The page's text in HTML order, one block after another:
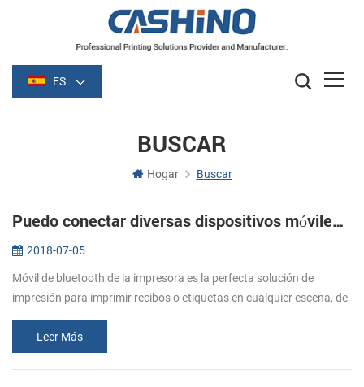
ES
BUSCAR
Hogar Buscar
Puedo conectar diversas dispositivos móviles a una impresora portátil?
2018-07-05
Móvil de bluetooth de la impresora es la perfecta solución de
impresión para imprimir recibos o etiquetas en cualquier escena, de
Leer Más